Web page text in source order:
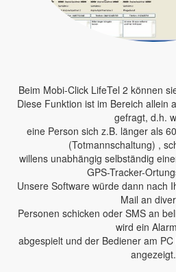
Beim Mobi-Click LifeTel 2 können
Diese Funktion ist im Bereich allein
gefragt, d.h.
eine Person sich z.B. länger als
(Totmannschaltung) ,
willens unabhängig selbständig
GPS-Tracker-
Unsere Software würde dann nach
Mail an
Personen schicken oder SMS an
wird ein
abgespielt und der Bediener am
angezeigt.